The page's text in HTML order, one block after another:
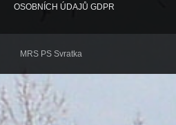
OSOBNÍCH ÚDAJŮ GDPR
MRS PS Svratka